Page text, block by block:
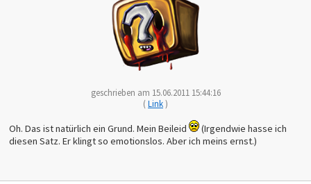
geschrieben am 15.06.2011 15:44:16
(Link)
Oh. Das ist natürlich ein Grund. Mein Beileid
(Irgendwie hasse ich
diesen Satz. Er klingt so emotionslos. Aber ich meins ernst.)